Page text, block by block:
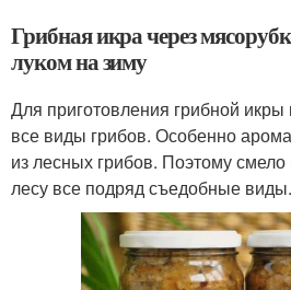
Грибная икра через
луком на зиму
Для приготовления грибной икры
все виды грибов. Особенно
из лесных грибов. Поэтому
лесу все подряд съедобные виды.